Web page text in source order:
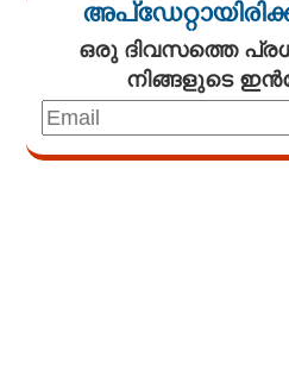
ഒരു ദിവസത്തെ
നിങ്ങളുടെ